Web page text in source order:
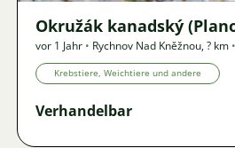
Okružák kanadský
vor 1 Jahr • Rychnov Nad Kněžnou,? km •
Krebstiere, Weichtiere und andere
Verhandelbar